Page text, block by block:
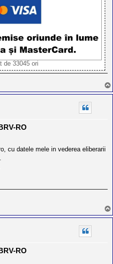
de 33045 ori
RO
, cu datele mele in vederea eliberarii
RO